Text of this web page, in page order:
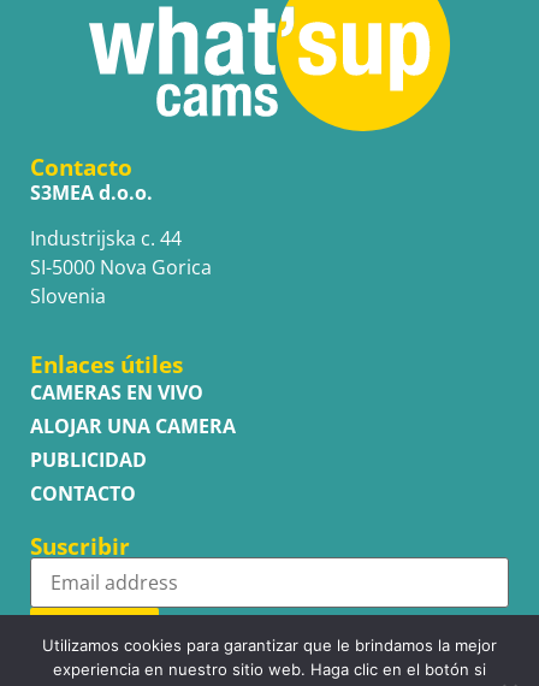
Contacto
S3MEA d.o.o.
Industrijska c. 44
SI-5000 Nova Gorica
Slovenia
Enlaces útiles
CAMERAS EN VIVO
ALOJAR UNA CAMERA
PUBLICIDAD
CONTACTO
Suscribir
Subscribe
Utilizamos cookies para garantizar que le brindamos la mejor
experiencia en nuestro sitio web. Haga clic en el botón si